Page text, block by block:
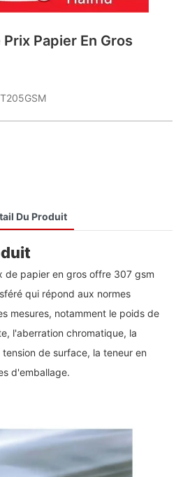
Papier En Gros
Du Produit
de papier en gros offre 307 gsm
qui répond aux normes
mesures, notamment le poids de
l'aberration chromatique, la
de surface, la teneur en
d'emballage.